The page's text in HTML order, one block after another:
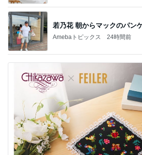
若乃花 朝からマックのパン
Amebaトピックス 24時間前